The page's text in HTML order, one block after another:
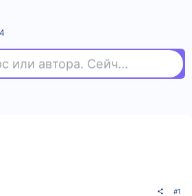
Найдите курс или автора. Сейчас ищут
#1